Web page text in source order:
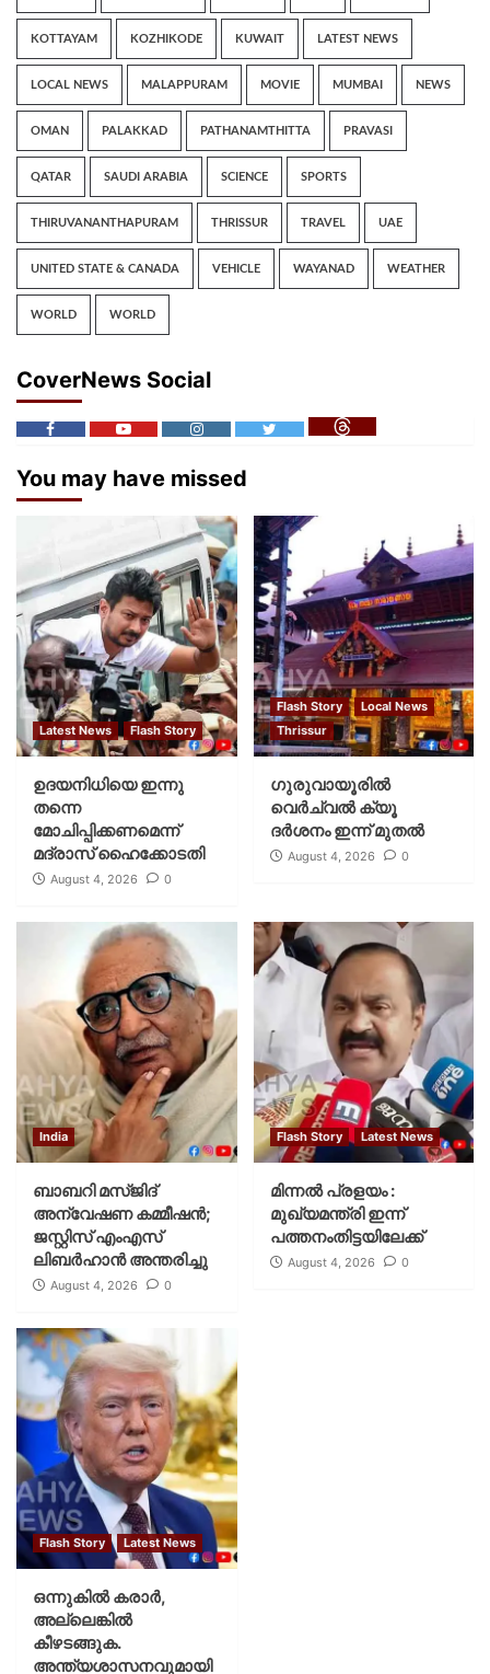
KOTTAYAM KOZHIKODE KUWAIT LATEST NEWS
LOCAL NEWS MALAPPURAM MOVIE MUMBAI NEWS
OMAN PALAKKAD PATHANAMTHITTA PRAVASI
QATAR SAUDI ARABIA SCIENCE SPORTS
THIRUVANANTHAPURAM THRISSUR TRAVEL UAE
UNITED STATE & CANADA VEHICLE WAYANAD WEATHER
WORLD WORLD
CoverNews Social
You may have missed
Latest News Flash Story
ഉദയനിധിയെ ഇന്നു
തന്നെ
മോചിപ്പിക്കണമെന്ന്
മദ്രാസ് ഹൈക്കോടതി
August 4, 2026 0
Flash Story
Local News
Thrissur
ഗുരുവായൂരില്‍
വെര്‍ച്വല്‍ ക്യൂ
ദര്‍ശനം ഇന്ന് മുതല്‍
August 4, 2026 0
India
ബാബറി മസ്ജിദ്
അന്വേഷണ കമ്മീഷന്‍;
ജസ്റ്റിസ് എംഎസ്
ലിബര്‍ഹാന്‍ അന്തരിച്ചു
August 4, 2026 0
Flash Story Latest News
മിന്നല്‍ പ്രളയം :
മുഖ്യമന്ത്രി ഇന്ന്
പത്തനംതിട്ടയിലേക്ക്
August 4, 2026 0
Flash Story Latest News
ഒന്നുകില്‍ കരാര്‍,
അല്ലെങ്കില്‍
കീഴടങ്ങുക.
അന്ത്യശാസനവുമായി